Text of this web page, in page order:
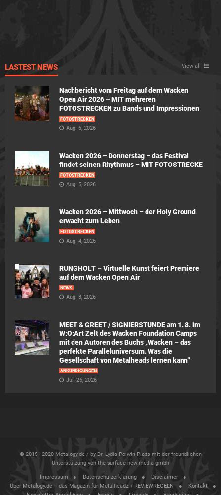
LASTEST NEWS View all
Nachbericht vom Freitag auf dem Wacken
Open Air 2026 – MIT mehreren
FOTOSTRECKEN zu Bands und Impressionen
FOTOSTRECKEN
Aug. 6, 2026
Wacken 2026 – Donnerstag – das Festival
findet seinen Rhythmus – MIT FOTOSTRECKE
FOTOSTRECKEN
Aug. 5, 2026
Wacken 2026 – Mittwoch – der Holy Ground
erwacht zum Leben
FOTOSTRECKEN
Aug. 4, 2026
RUNGHOLT – Virtuelle Kunst feiert Premiere
auf dem Wacken Open Air
NEWS
Aug. 3, 2026
MEET & GREET / SIGNIERSTUNDE am 1. 8. im
W:O:Art Zelt des Wacken Foundation Camps
mit den Autoren des Buchs „Wacken – das
perfekte Paralleluniversum. Was die
Gesellschaft von Metalheads lernen kann“
ANKÜNDIGUNGEN
Juli 26, 2026
© 2015 - 2020 Metalogy.de / by Dr. Lydia Polwin-Plass mit der freundlichen
Unterstützung von the surface new media gmbh
Impressum Datenschutzerklärung
Disclaimer
Über Metalogy.de – das Magazin für Metalheadz + REVIEWREGELN
Kontakt